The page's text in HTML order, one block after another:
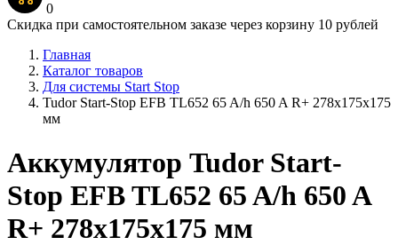
0
Скидка при самостоятельном заказе через корзину 10 рублей
Главная
Каталог товаров
Для системы Start Stop
Tudor Start-Stop EFB TL652 65 A/h 650 A R+ 278x175x175
мм
Аккумулятор Tudor Start-
Stop EFB TL652 65 A/h 650 A
R+ 278x175x175 мм